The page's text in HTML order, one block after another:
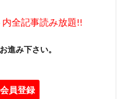
内全記事読み放題!!
進み下さい。
会員登録